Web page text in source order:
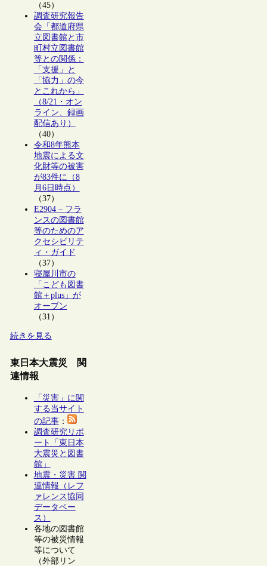
（45）
調査研究報告
会「都道府県
立図書館と市
町村立図書館
等との関係：
「支援」と
「協力」の今
とこれから」
（8/21・オン
ライン、録画
配信あり）
（40）
令和8年熊本
地震による文
化財等の被害
が83件に（8
月6日時点）
（37）
E2904 – フラ
ンスの図書館
等のためのア
クセシビリテ
ィ・ガイド
（37）
寝屋川市の
「こども図書
館＋plus」が
オープン
（31）
続きを見る
東日本大震災 関
連情報
「災害」に関
する当サイト
の記事：
調査研究リポ
ート「東日本
大震災と図書
館」
地震・災害 関
連情報（レフ
ァレンス協同
データベー
ス）
各地の図書館
等の被災情報
等について
（外部リン